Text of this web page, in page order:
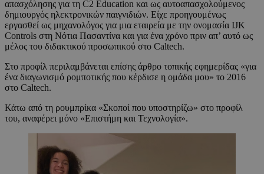
απασχόλησης για τη C2 Education και ως αυτοαπασχολούμενος
δημιουργός ηλεκτρονικών παιγνιδιών. Είχε προηγουμένως
εργασθεί ως μηχανολόγος για μια εταιρεία με την ονομασία IJK
Controls στη Νότια Πασαντίνα και για ένα χρόνο πριν απ’ αυτό ως
μέλος του διδακτικού προσωπικού στο Caltech.
Στο προφίλ περιλαμβάνεται επίσης άρθρο τοπικής εφημερίδας «για
ένα διαγωνισμό ρομποτικής που κέρδισε η ομάδα μου» το 2016
στο Caltech.
Κάτω από τη ρουμπρίκα «Σκοποί που υποστηρίζω» στο προφίλ
του, αναφέρει μόνο «Επιστήμη και Τεχνολογία».